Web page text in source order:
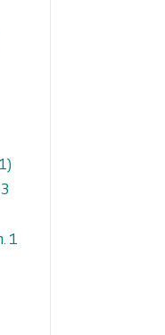
1